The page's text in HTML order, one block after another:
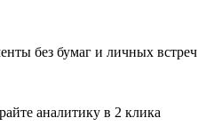
без бумаг и личных встреч
аналитику в 2 клика